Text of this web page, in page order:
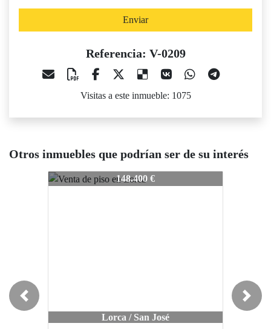
Enviar
Referencia: V-0209
Visitas a este inmueble: 1075
Otros inmuebles que podrían ser de su interés
V-0209
148.400 €
Lorca / San José
V-0209
Lorca / San José
Previous Next